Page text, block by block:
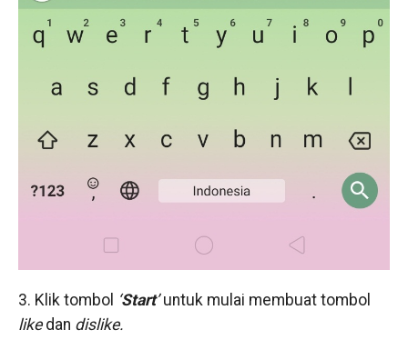
3. Klik tombol ‘Start’untuk mulai membuat tombol
likedan dislike.